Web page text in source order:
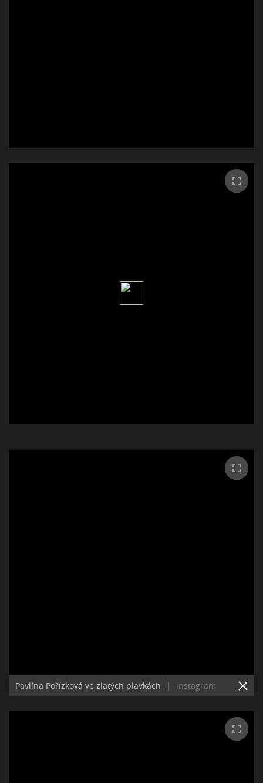
Pavlína Pořízková ve zlatých plavkách | instagram